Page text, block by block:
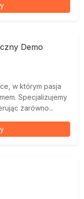
w którym pasja
Specjalizujemy
zarówno...